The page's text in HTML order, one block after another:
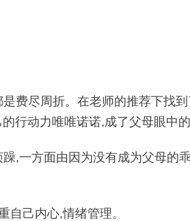
费尽周折。在老师的推荐下找
行动力唯唯诺诺,成了父母眼中的
,一方面由因为没有成为父母的
己内心,情绪管理。